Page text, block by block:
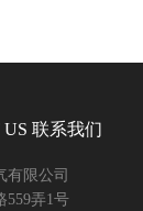
联系我们
有限公司
559弄1号